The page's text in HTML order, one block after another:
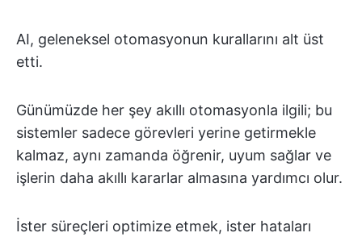
AI, geleneksel otomasyonun kurallarını alt üst
etti.
Günümüzde her şey akıllı otomasyonla ilgili; bu
sistemler sadece görevleri yerine getirmekle
kalmaz, aynı zamanda öğrenir, uyum sağlar ve
işlerin daha akıllı kararlar almasına yardımcı olur.
İster süreçleri optimize etmek, ister hataları